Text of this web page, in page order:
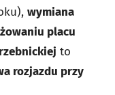
wymiana
placu
to
rozjazdu przy